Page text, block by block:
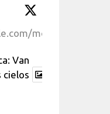
mortal-
Van
cielos